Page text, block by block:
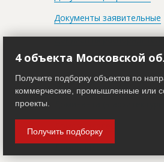
Документы заявительные
Документы
Дольщик
Доля (пай) земельная
Домовладелец
Домовладение
4 объекта Московской
Получите подборку объектов по
коммерческие, промышленные или
проекты.
Получить подборку